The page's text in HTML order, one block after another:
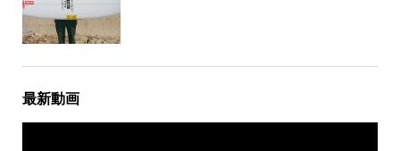
最新動画